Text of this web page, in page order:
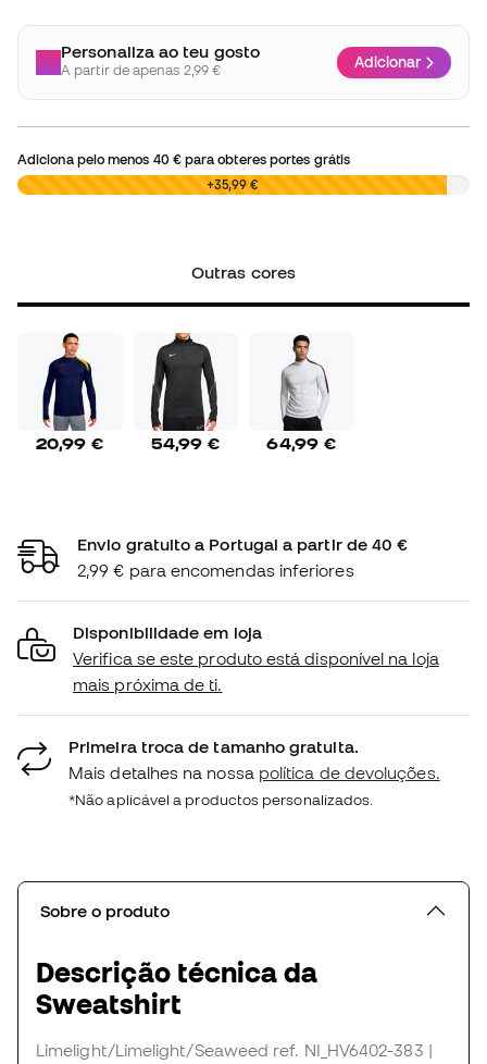
Personaliza ao teu gosto
A partir de apenas 2,99 € Adicionar
Adiciona pelo menos 40 €para obteres portes grátis
0,00 € +35,99 €
Outras cores
20,99 € 54,99 € 64,99 €
Envio gratuito a Portugal a partir de 40 €
2,99 € para encomendas inferiores
Disponibilidade em loja
Verifica se este produto está disponível na loja
mais próxima de ti.
Primeira troca de tamanho gratuita.
Mais detalhes na nossa política de devoluções.
*Não aplicável a productos personalizados.
Sobre o produto
Descrição técnica da
Sweatshirt
Limelight/Limelight/Seaweed ref. NI_HV6402-383 |